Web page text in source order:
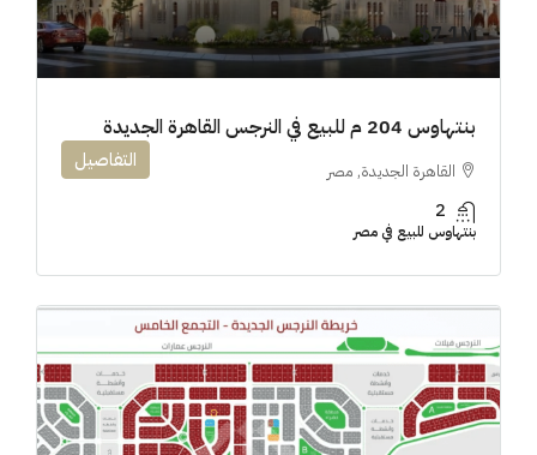
7.1M$
بنتهاوس 204 م للبيع في النرجس القاهرة الجديدة
القاهرة الجديدة, مصر
2
بنتهاوس للبيع في مصر
التفاصيل